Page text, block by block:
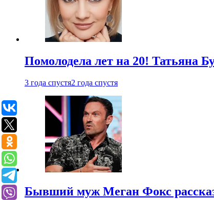
Помолодела лет на 20! Татьяна
3 года спустя2 года спустя
Бывший муж Меган Фокс